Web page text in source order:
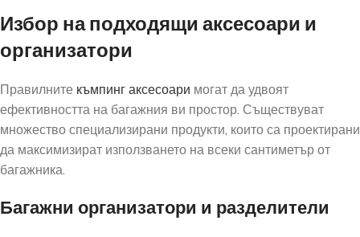
Избор на подходящи аксесоари и
организатори
Правилните къмпинг аксесоари могат да удвоят
ефективността на багажния ви простор. Съществуват
множество специализирани продукти, които са проектирани
да максимизират използването на всеки сантиметър от
багажника.
Багажни организатори и разделители